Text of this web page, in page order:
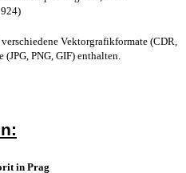
Vektorgrafikformate (CDR,
PNG, GIF) enthalten.
in Prag